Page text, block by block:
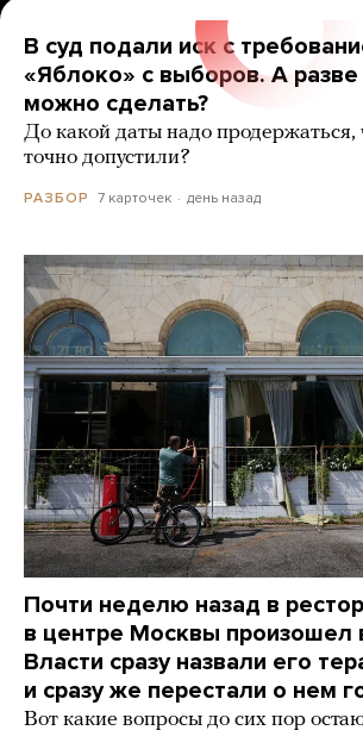
В суд подали иск с
«Яблоко» с выборов. А
можно сделать?
До какой даты надо
точно допустили?
РАЗБОР 7 карточек день назад
Почти неделю назад в
в центре Москвы произошел
Власти сразу назвали его
и сразу же перестали о нем
Вот какие вопросы до сих пор